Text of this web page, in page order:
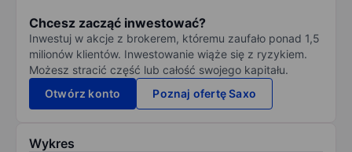
Chcesz zacząć inwestować?
Inwestuj w akcje z brokerem, któremu zaufało ponad 1,5
milionów klientów. Inwestowanie wiąże się z ryzykiem.
Możesz stracić część lub całość swojego kapitału.
Otwórz konto
Poznaj ofertę Saxo
Wykres